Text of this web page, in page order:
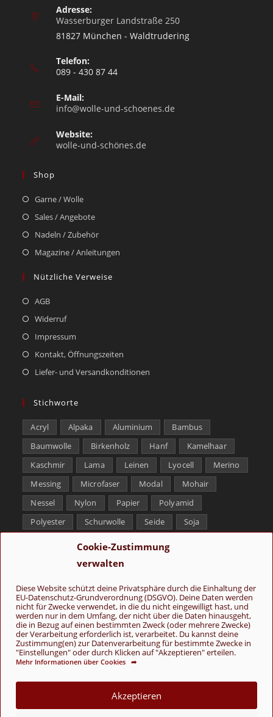
Cookie-Zustimmung
verwalten
Diese Website schützt deine Privatsphäre durch die Einhaltung der
EU-Datenschutz-Grundverordnung (DSGVO). Deine Daten werden
nicht für Zwecke verwendet, in die du nicht eingewilligt hast, und
werden nur in dem Umfang, der nicht über die Daten hinausgeht,
die in Bezug auf einen bestimmten Zweck (oder mehrere Zwecke)
der Verarbeitung erforderlich ist, verarbeitet. Du kannst deine
Zustimmung(en) zur Datenverarbeitung für bestimmte Zwecke in
"Einstellungen" oder durch Klicken auf "Akzeptieren" erteilen.
Mehr Informationen über Cookies ➦
Akzeptieren
Adresse:
Wasserburger Landstraße 250
81827 München - Waldtrudering
Telefon:
089 - 430 87 44
E-Mail:
info@wolle-und-schoenes.de
Website:
wolle-und-schönes.de
Shop
Garne / Wolle
Sales / Angebote
Nadeln / Zubehör
Magazine / Anleitungen
Nützliche Verweise
AGB
Widerruf
Impressum
Kontakt, Öffnungszeiten
Liefer- und Versandkonditionen
Stichworte
Acryl Alpaka Aluminium
Bambus
Baumwolle
Birkenholz Hanf
Kamelhaar
Kaschmir
Lama Leinen Lyocell
Merino
Messing
Microfaser Modal
Mohair
Nessel
Nylon Papier
Polyamid
Polyester
Schurwolle Seide
Soja
Tencel
Yak
Folge uns
© Copyright 2026 - Wolle & Schönes